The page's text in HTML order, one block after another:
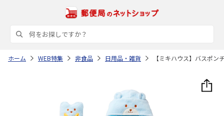
ホーム WEB特集 非食品 日用品・雑貨 【ミキハウス】バスポ